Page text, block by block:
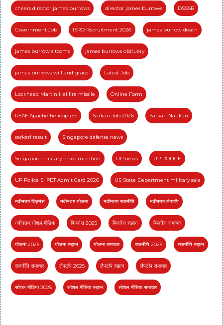
cheers director james burrows director james burrows DSSSB
Government Job ISRO Recruitment 2026 james burrow death
james burrow sitcoms james burrows obituary
james burrows will and grace Latest Job
Lockheed Martin Hellfire missile Online Form
RSAF Apache helicopters Sarkari Job 2026 Sarkari Naukari
sarkari result Singapore defense news
Singapore military modernization UP news UP POLICE
UP Police SI PET Admit Card 2026 US State Department military sale
नवीनतम बिज़नेस नवीनतम योजना नवीनतम राजनीति नवीनतम लैपटॉप
नवीनतम सोशल मीडिया बिज़नेस 2025 बिज़नेस रुझान बिज़नेस समाचार
योजना 2025 योजना रुझान योजना समाचार राजनीति 2025 राजनीति रुझान
राजनीति समाचार लैपटॉप 2025 लैपटॉप रुझान लैपटॉप समाचार
सोशल मीडिया 2025 सोशल मीडिया रुझान सोशल मीडिया समाचार